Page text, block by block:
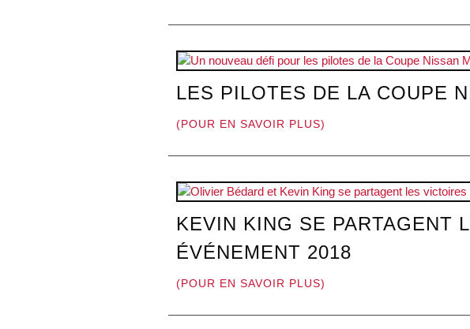
LES PILOTES DE LA COUPE
(POUR EN SAVOIR PLUS)
KEVIN KING SE PARTAGENT
ÉVÉNEMENT 2018
(POUR EN SAVOIR PLUS)